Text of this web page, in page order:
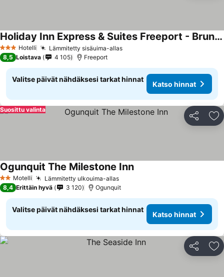
3 Tähtiluokitus
Hotelli Lämmitetty sisäuima-allas
Holiday Inn Express & Suites Freeport - Brunswick Area By Ihg
8,5 Loistava 4 105 Freeport
Valitse päivät nähdäksesi tarkat hinnat
Katso hinnat
Jaa
Suosittu valinta
2 Tähtiluokitus
Motelli Lämmitetty ulkouima-allas
Ogunquit The Milestone Inn
8,4 Erittäin hyvä 3 120 Ogunquit
Valitse päivät nähdäksesi tarkat hinnat
Katso hinnat
Jaa